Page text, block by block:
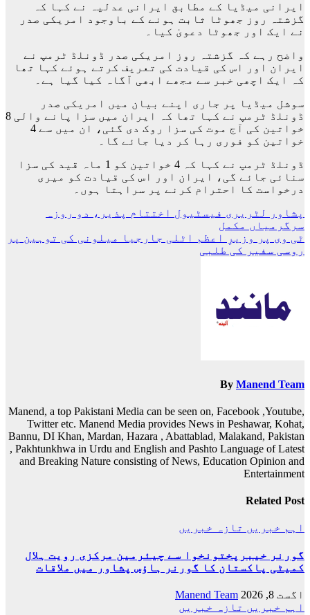
ایرانی میڈیا کے مطابق ایرانی عدلیہ نے کہا کہ
گزشتہ روز جھوٹا ثابت ہونے کے باوجود امریکی صدر
نے ایک اور جھوٹا دعویٰ کیا۔
واضح رہے کہ گزشتہ روز امریکی صدر ڈونلڈ ٹرمپ نے
ایران اور اس کی قیادت کی تعریف کرتے ہوئے کہا تھا
کہ ایک اچھی خبر سے مجھے ابھی آگاہ کیا گیا ہے۔
سوشل میڈیا پر جاری اپنے بیان میں امریکی صدر
ڈونلڈ ٹرمپ نے کہا تھا کہ ایران میں سزا پانے والی 8
خواتین کی آج موت کی سزا روک دی گئی، ان میں سے 4
خواتین کو فوری رہا کر دیا جائے گا۔
ڈونلڈ ٹرمپ نے کہا کہ 4 خواتین کو 1 ماہ قید کی سزا
سنائی جائے گی، ایران اور اس کی قیادت کو میری
درخواست کا احترام کرنے پر سراہتا ہوں۔
پوسٹوں
کی
نیویگیشن
پشاور لٹریری فیسٹیول اختتام پذیر، دو روزہ
سرگرمیاں مکمل
ٹی وی پر وزیرِ اعظم اٹلی جارجیا میلونی کی توہین پر
روسی سفیر کی طلبی
By Manend Team
Manend, a top Pakistani Media can be seen on, Facebook ,Youtube,
Twitter etc. Manend Media provides News in Peshawar, Kohat,
Bannu, DI Khan, Mardan, Hazara , Abattablad, Malakand, Pakistan
, Pakhtunkhwa in Urdu and English and Pashto Language of Latest
and Breaking Nature consisting of News, Education Opinion and
Entertainment
Related Post
اہم خبریں تازہ خبریں
گورنر خیبرپختونخوا سے چیئرمین مرکزی رویت ہلال
کمیٹی پاکستان کا گورنر ہاؤس پشاور میں ملاقات
اگست 8, 2026
Manend Team
اہم خبریں تازہ خبریں